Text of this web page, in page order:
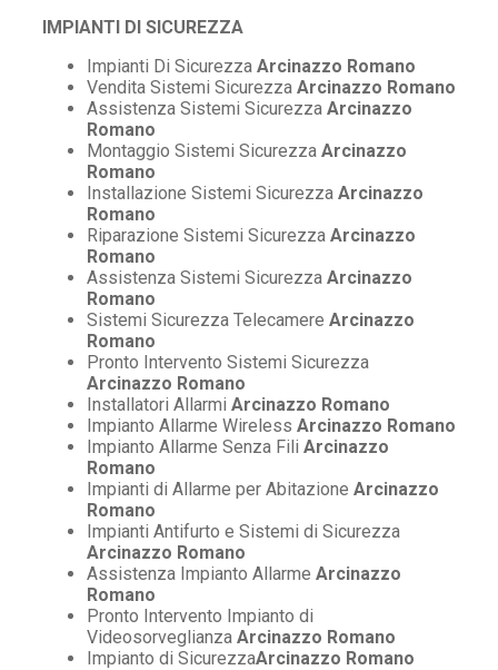
IMPIANTI DI SICUREZZA
Impianti Di Sicurezza Arcinazzo Romano
Vendita Sistemi Sicurezza Arcinazzo Romano
Assistenza Sistemi Sicurezza Arcinazzo
Romano
Montaggio Sistemi Sicurezza Arcinazzo
Romano
Installazione Sistemi Sicurezza Arcinazzo
Romano
Riparazione Sistemi Sicurezza Arcinazzo
Romano
Assistenza Sistemi Sicurezza Arcinazzo
Romano
Sistemi Sicurezza Telecamere Arcinazzo
Romano
Pronto Intervento Sistemi Sicurezza
Arcinazzo Romano
Installatori Allarmi Arcinazzo Romano
Impianto Allarme Wireless Arcinazzo Romano
Impianto Allarme Senza Fili Arcinazzo
Romano
Impianti di Allarme per Abitazione Arcinazzo
Romano
Impianti Antifurto e Sistemi di Sicurezza
Arcinazzo Romano
Assistenza Impianto Allarme Arcinazzo
Romano
Pronto Intervento Impianto di
Videosorveglianza Arcinazzo Romano
Impianto di SicurezzaArcinazzo Romano